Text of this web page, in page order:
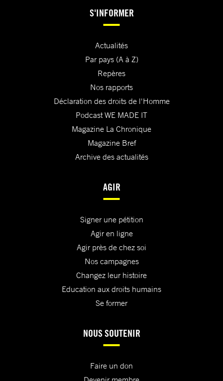
S'INFORMER
Actualités
Par pays (A à Z)
Repères
Nos rapports
Déclaration des droits de l'Homme
Podcast WE MADE IT
Magazine La Chronique
Magazine Bref
Archive des actualités
AGIR
Signer une pétition
Agir en ligne
Agir près de chez soi
Nos campagnes
Changez leur histoire
Education aux droits humains
Se former
NOUS SOUTENIR
Faire un don